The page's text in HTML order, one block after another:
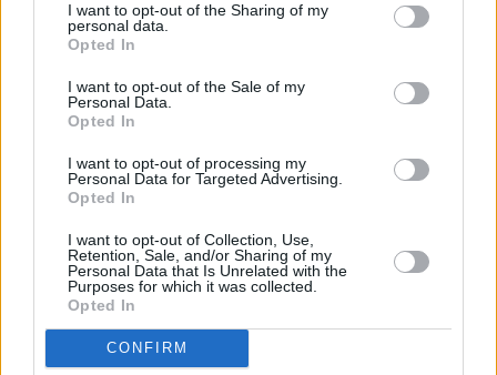
I want to opt-out of the Sharing of my
personal data.
Opted In
I want to opt-out of the Sale of my
Personal Data.
Opted In
I want to opt-out of processing my
Personal Data for Targeted Advertising.
Opted In
I want to opt-out of Collection, Use,
Retention, Sale, and/or Sharing of my
Personal Data that Is Unrelated with the
Purposes for which it was collected.
Opted In
CONFIRM
Łupiemy carski beton!  Drytooling
Konfrontacje z gangsterami i układy na najwyższych
szczeblach władzy sprawiają, że granica między
legalnym, a zakazanym jest bardzo cienka. Kiedy
pojawia się policjant, którego nie da się kupić,
rozpoczyna się bezwzględna gra o wszystko. Czy